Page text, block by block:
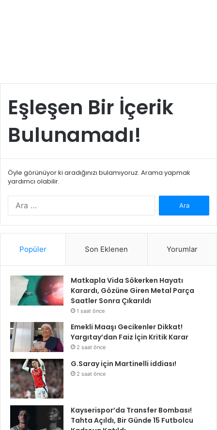
Eşleşen Bir İçerik
Bulunamadı!
Öyle görünüyor ki aradığınızı bulamıyoruz. Arama yapmak
yardımcı olabilir.
Popüler Son Eklenen Yorumlar
Matkapla Vida Sökerken Hayatı
Karardı, Gözüne Giren Metal Parça
Saatler Sonra Çıkarıldı
1 saat önce
Emekli Maaşı Gecikenler Dikkat!
Yargıtay’dan Faiz İçin Kritik Karar
2 saat önce
G.Saray için Martinelli iddiası!
2 saat önce
Kayserispor’da Transfer Bombası!
Tahta Açıldı, Bir Günde 15 Futbolcu